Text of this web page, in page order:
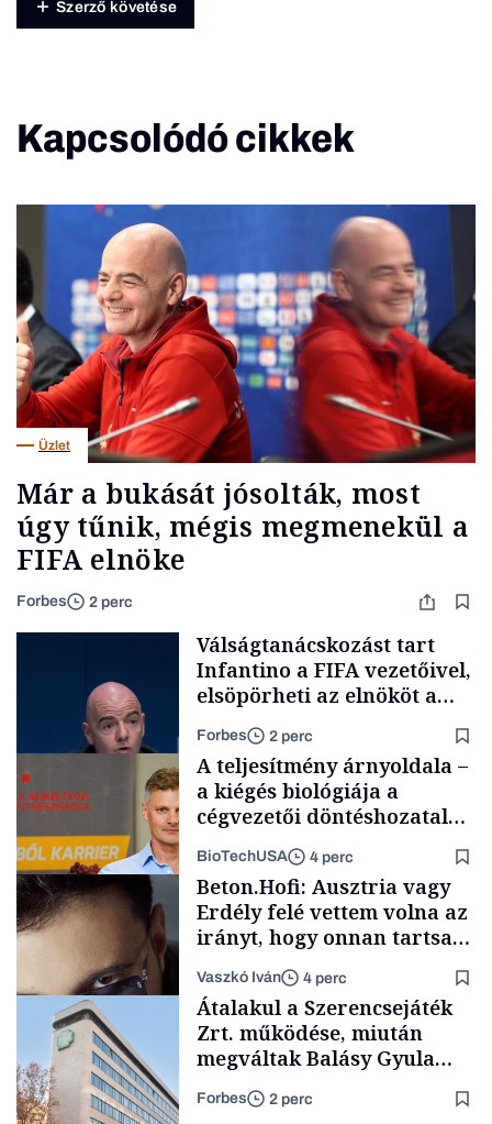
Szerző követése
Kapcsolódó cikkek
Üzlet
Már a bukását jósolták, most
úgy tűnik, mégis megmenekül a
FIFA elnöke
Forbes 2 perc
Foci-vb 2026
Válságtanácskozást tart
Infantino a FIFA vezetőivel,
elsöpörheti az elnököt a
világbajnokság
kiárusításának terve
Forbes 2 perc
Content Lab HUB
A teljesítmény árnyoldala –
a kiégés biológiája a
cégvezetői döntéshozatal
BioTechUSA 4 perc
Forbes-sztori
Beton.Hofi: Ausztria vagy
Erdély felé vettem volna az
irányt, hogy onnan tartsam
lélegeztetőgépen a magyar
zenét
Vaszkó Iván 4 perc
Átalakul a Szerencsejáték
Zrt. működése, miután
megváltak Balásy Gyula
cégétől
Forbes 2 perc